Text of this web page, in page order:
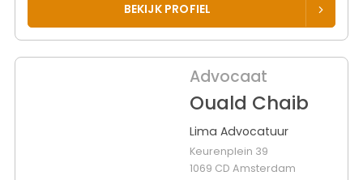
BEKIJK PROFIEL
Advocaat
Ouald Chaib
Lima Advocatuur
Keurenplein 39
1069 CD Amsterdam